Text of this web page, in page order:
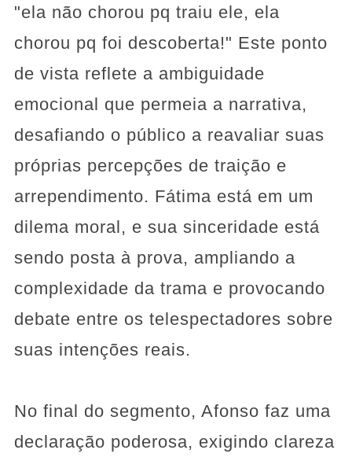
"ela não chorou pq traiu ele, ela
chorou pq foi descoberta!" Este ponto
de vista reflete a ambiguidade
emocional que permeia a narrativa,
desafiando o público a reavaliar suas
próprias percepções de traição e
arrependimento. Fátima está em um
dilema moral, e sua sinceridade está
sendo posta à prova, ampliando a
complexidade da trama e provocando
debate entre os telespectadores sobre
suas intenções reais.
No final do segmento, Afonso faz uma
declaração poderosa, exigindo clareza